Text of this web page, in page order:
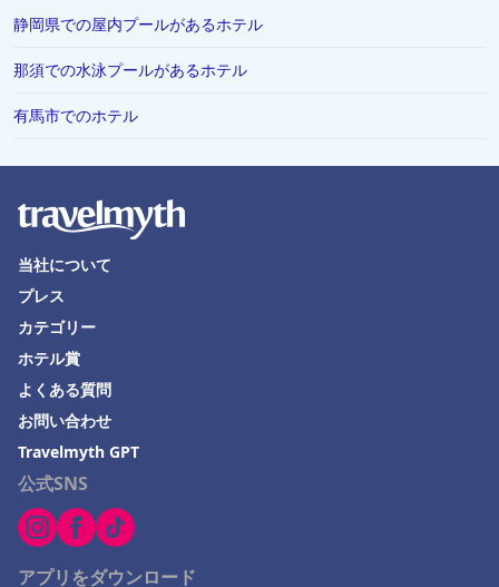
静岡県での屋内プールがあるホテル
那須での水泳プールがあるホテル
有馬市でのホテル
公式SNS
アプリをダウンロード
当社について
プレス
カテゴリー
ホテル賞
よくある質問
お問い合わせ
Travelmyth GPT